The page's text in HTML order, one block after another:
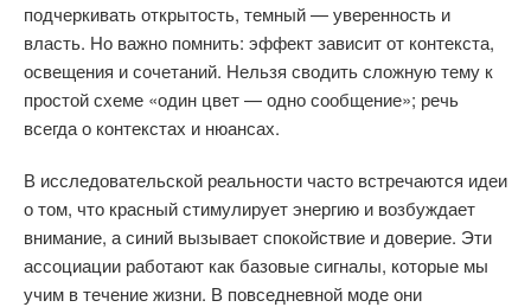
подчеркивать открытость, темный — уверенность и
власть. Но важно помнить: эффект зависит от контекста,
освещения и сочетаний. Нельзя сводить сложную тему к
простой схеме «один цвет — одно сообщение»; речь
всегда о контекстах и нюансах.
В исследовательской реальности часто встречаются идеи
о том, что красный стимулирует энергию и возбуждает
внимание, а синий вызывает спокойствие и доверие. Эти
ассоциации работают как базовые сигналы, которые мы
учим в течение жизни. В повседневной моде они